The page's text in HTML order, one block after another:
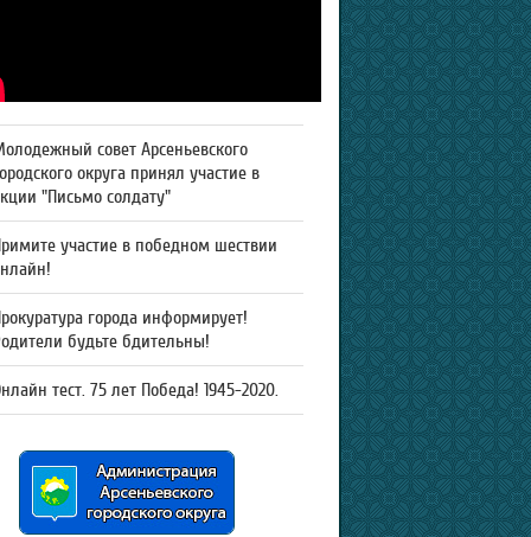
совет Арсеньевского
округа принял участие в
"Письмо солдату"
участие в победном шествии
города информирует!
будьте бдительны!
тест. 75 лет Победа! 1945-2020.